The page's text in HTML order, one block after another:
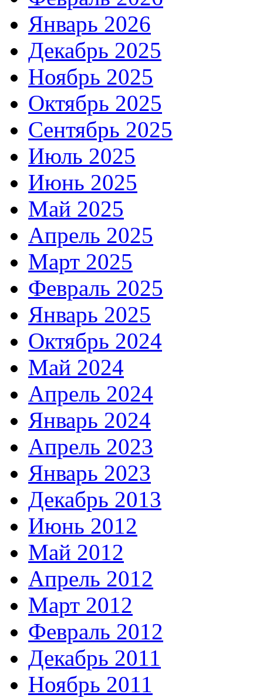
Январь 2026
Декабрь 2025
Ноябрь 2025
Октябрь 2025
Сентябрь 2025
Июль 2025
Июнь 2025
Май 2025
Апрель 2025
Март 2025
Февраль 2025
Январь 2025
Октябрь 2024
Май 2024
Апрель 2024
Январь 2024
Апрель 2023
Январь 2023
Декабрь 2013
Июнь 2012
Май 2012
Апрель 2012
Март 2012
Февраль 2012
Декабрь 2011
Ноябрь 2011